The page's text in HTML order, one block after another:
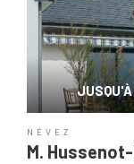
NÉVEZ
M.